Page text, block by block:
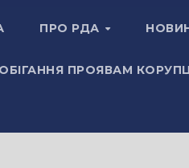
ПРО РДА
ПРОЯВАМ